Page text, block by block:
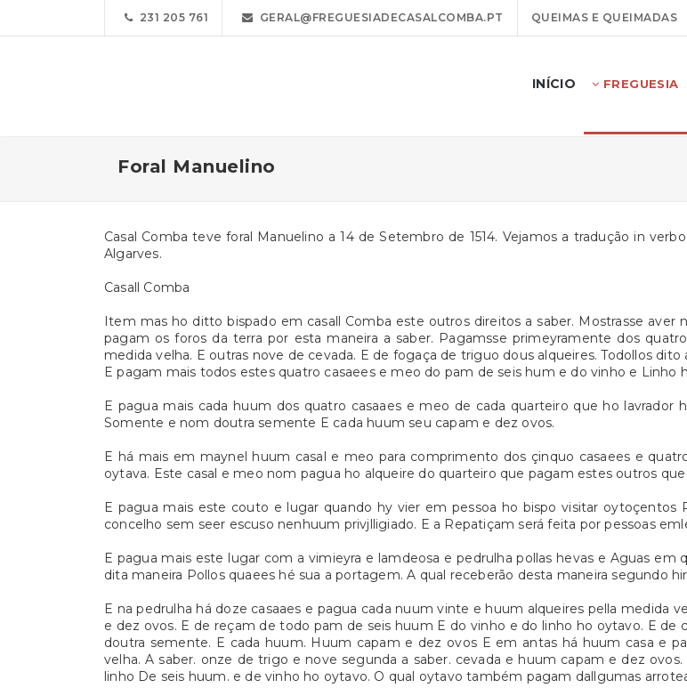
231 205 761 GERAL@FREGUESIADECASALCOMBA.PT QUEIMAS E QUEIMADAS
INÍCIO FREGUESIA
Foral Manuelino
Casal Comba teve foral Manuelino a 14 de Setembro de 1514. Vejamos a tradução in
Algarves.
Casall Comba
Item mas ho ditto bispado em casall Comba este outros direitos a saber. Mostrasse
pagam os foros da terra por esta maneira a saber. Pagamsse primeyramente dos
medida velha. E outras nove de cevada. E de fogaça de triguo dous alqueires. Todollos
E pagam mais todos estes quatro casaees e meo do pam de seis hum e do vinho e Linho
E pagua mais cada huum dos quatro casaaes e meo de cada quarteiro que ho
Somente e nom doutra semente E cada huum seu capam e dez ovos.
E há mais em maynel huum casal e meo para comprimento dos çinquo casaees e
oytava. Este casal e meo nom pagua ho alqueire do quarteiro que pagam estes outros
E pagua mais este couto e lugar quando hy vier em pessoa ho bispo visitar oytoçentos
concelho sem seer escuso nenhuum privjlligiado. E a Repatiçam será feita por pessoas
E pagua mais este lugar com a vimieyra e lamdeosa e pedrulha pollas hevas e Aguas
dita maneira Pollos quaees hé sua a portagem. A qual receberão desta maneira segundo
E na pedrulha há doze casaaes e pagua cada nuum vinte e huum alqueires pella medida
e dez ovos. E de reçam de todo pam de seis huum E do vinho e do linho ho oytavo. E
doutra semente. E cada huum. Huum capam e dez ovos E em antas há huum casa e
velha. A saber. onze de trigo e nove segunda a saber. cevada e huum capam e dez
linho De seis huum. e de vinho ho oytavo. O qual oytavo também pagam dallgumas